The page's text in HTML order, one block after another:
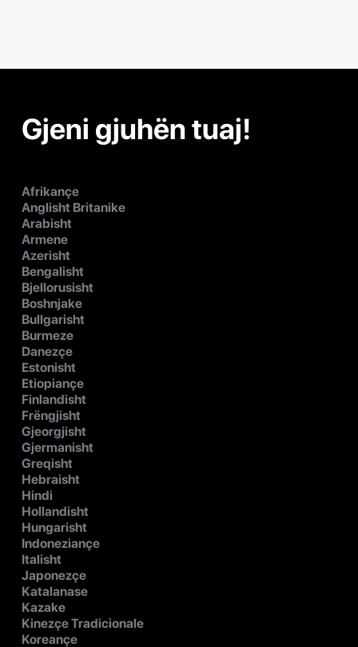
Gjeni gjuhën tuaj!
Afrikançe
Anglisht Britanike
Arabisht
Armene
Azerisht
Bengalisht
Bjellorusisht
Boshnjake
Bullgarisht
Burmeze
Danezçe
Estonisht
Etiopiançe
Finlandisht
Frëngjisht
Gjeorgjisht
Gjermanisht
Greqisht
Hebraisht
Hindi
Hollandisht
Hungarisht
Indoneziançe
Italisht
Japonezçe
Katalanase
Kazake
Kinezçe Tradicionale
Koreançe